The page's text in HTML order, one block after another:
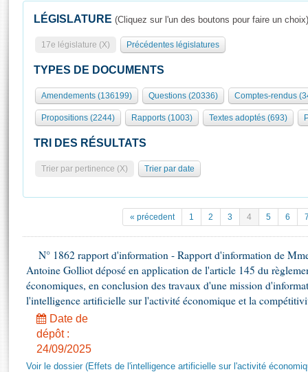
Présidence
577 députés
Groupes politiques
Séance publique
Commissions et autres organes
Europe et International
Pétitions
Projets de loi
Propositions de loi
Amendements
Textes adoptés
Rapports d'information
Rapports d'enquête
Rôle et pouvoirs de l'Assemblée
Organisation de l'Assemblée
Présidence Conférence des Présidents Bureau Collège des
Statistiques et chiffres clés
Documents de référence
( Constitution | Règlement de l'Assemblée ... )
Juniors
Anciennes législatures
Liens vers les sites publics
Visiter l'Assemblée
Visite virtuelle du palais Bourbon
Assister à une séance
Contacts et plan d'accès
Photos libres de droit
LÉGISLATURE (Cliquez sur l'un des boutons pour faire un choix)
17e législature (X) Précédentes législatures
TYPES DE DOCUMENTS
Amendements (136199) Questions (20336) Comptes-rendus
Propositions (2244) Rapports (1003) Textes adoptés (693)
TRI DES RÉSULTATS
Trier par pertinence (X) Trier par date
« précedent 1 2 3 4 5 6
N° 1862 rapport d'information - Rapport d'information de
Antoine Golliot déposé en application de l'article 145 du
économiques, en conclusion des travaux d'une mission
l'intelligence artificielle sur l'activité économique et la
Date de
dépôt :
24/09/2025
Voir le dossier (Effets de l'intelligence artificielle sur l'activité